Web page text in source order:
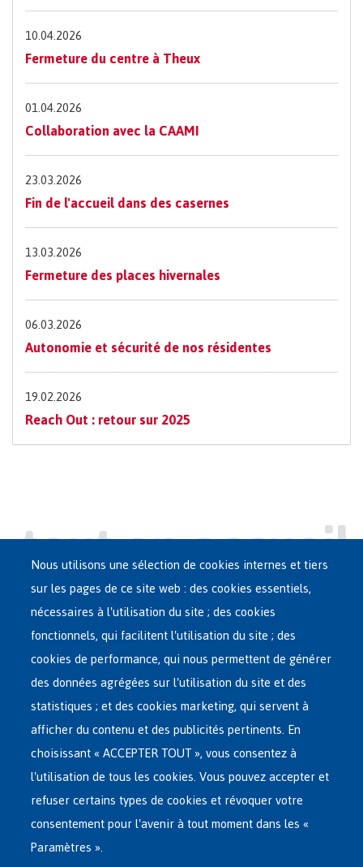
10.04.2026
Fermeture du centre à Theux
01.04.2026
Collaboration avec la CAAMI
23.03.2026
Fin de l'accueil dans des casernes
13.03.2026
Fermeture des places hivernales
06.03.2026
Autonomie et sécurité de nos résidentes
19.02.2026
Reach Out : retour sur 2025
Main
French
Menu
ASILE EN BELGIQUE
RÉSEAU D'ACCUEIL
RETOUR VOLONTAIRE
INTERNATIONAL
À PROPOS DE FEDASIL
Nous utilisons une sélection de cookies internes et tiers
sur les pages de ce site web : des cookies essentiels,
nécessaires à l'utilisation du site ; des cookies
fonctionnels, qui facilitent l'utilisation du site ; des
cookies de performance, qui nous permettent de générer
des données agrégées sur l'utilisation du site et des
statistiques ; et des cookies marketing, qui servent à
afficher du contenu et des publicités pertinents. En
choisissant « ACCEPTER TOUT », vous consentez à
l'utilisation de tous les cookies. Vous pouvez accepter et
refuser certains types de cookies et révoquer votre
consentement pour l'avenir à tout moment dans les «
Paramètres ».